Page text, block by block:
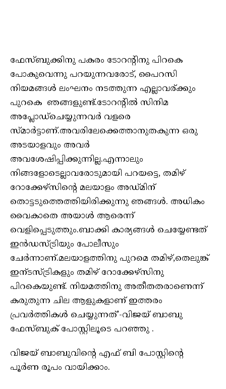
ഫേസ്ബുക്കിനു പകരം ടോറന്റിനു പിറകെ
പോകുവെന്നു പറയുന്നവരോട്, പൈറസി
നിയമങ്ങൾ ലംഘനം നടത്തുന്ന എല്ലാവര്ക്കും
പുറകെ ഞങ്ങളുണ്ട്.ടോറന്റിൽ സിനിമ
അപ്ലോഡ്ചെയ്യുന്നവർ വളരെ
സ്മാർട്ടാണ്.അവരിലേക്കെത്താനുതകുന്ന ഒരു
അടയാളവും അവർ
അവശേഷിപ്പിക്കുന്നില്ല.എന്നാലും
നിങ്ങളോടെല്ലാവരോടുമായി പറയട്ടെ, തമിഴ്
റോക്കേഴ്‌സിന്റെ മലയാളം അഡ്മിന്
തൊട്ടടുത്തെത്തിയിരിക്കുന്നു ഞങ്ങൾ. അധികം
വൈകാതെ അയാൾ ആരെന്ന്
വെളിപ്പെടുത്തും.ബാക്കി കാര്യങ്ങൾ ചെയ്യേണ്ടത്
ഇൻഡസ്ട്രിയും പോലീസും
ചേർന്നാണ്.മലയാളത്തിനു പുറമെ തമിഴ്,തെലുങ്ക്
ഇന്ടസ്ട്രികളും തമിഴ് റോക്കേഴ്‌സിനു
പിറകെയുണ്ട്. നിയമത്തിനു അതീതതരാണെന്ന്
കരുതുന്ന ചില ആളുകളാണ് ഇത്തരം
പ്രവർത്തികൾ ചെയ്യുന്നത്’-വിജയ് ബാബു
ഫേസ്ബുക് പോസ്റ്റിലൂടെ പറഞ്ഞു .
വിജയ് ബാബുവിന്റെ എഫ് ബി പോസ്റ്റിന്റെ
പൂർണ രൂപം വായിക്കാം.